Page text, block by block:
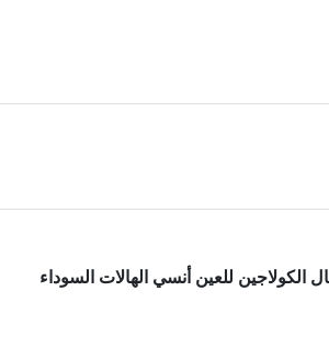
للعين أنسي الهالات السوداء